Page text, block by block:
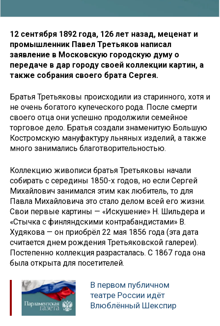
12 сентября 1892 года, 126 лет назад, меценат и
промышленник Павел Третьяков написал
заявление в Московскую городскую думу о
передаче в дар городу своей коллекции картин, а
также собрания своего брата Сергея.
Братья Третьяковы происходили из старинного, хотя и
не очень богатого купеческого рода. После смерти
своего отца они успешно продолжили семейное
торговое дело. Братья создали знаменитую Большую
Костромскую мануфактуру льняных изделий, а также
много занимались благотворительностью.
Коллекцию живописи братья Третьяковы начали
собирать с середины 1850-х годов, но если Сергей
Михайлович занимался этим как любитель, то для
Павла Михайловича это стало делом всей его жизни.
Свои первые картины — «Искушение» Н. Шильдера и
«Стычка с финляндскими контрабандистами» В.
Худякова — он приобрёл 22 мая 1856 года (эта дата
считается днем рождения Третьяковской галереи).
Постепенно коллекция разрасталась. С 1867 года она
была открыта для посетителей.
В первом публичном
театре России идёт
Влюблённый Шекспир